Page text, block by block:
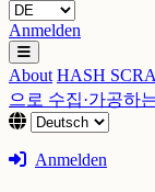
Anmelden
About HASH
으로 수집·가공하
Anmelden